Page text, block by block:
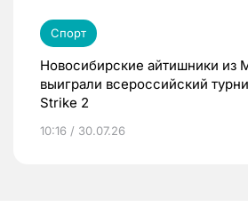
Спорт
Новосибирские айтишники из
выиграли всероссийский
Strike 2
10:16 / 30.07.26